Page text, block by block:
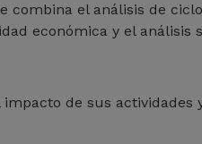
combina el análisis de
económica y el análisis
de sus actividades